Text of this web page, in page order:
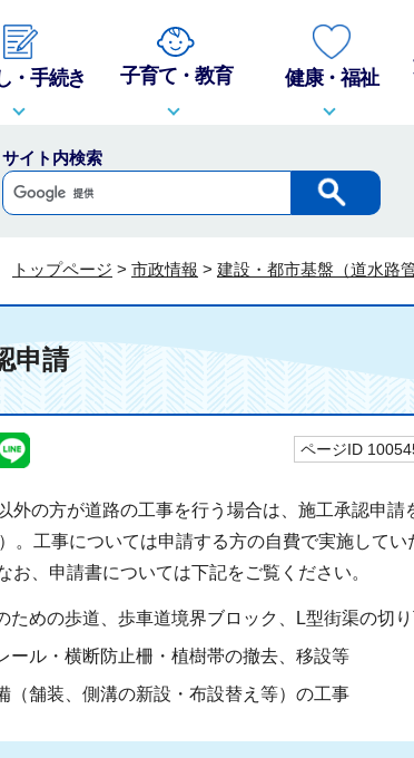
・手続き 子育て・教育 健康・福祉
サイト内検索
トップページ > 市政情報 > 建設・都市基盤（道水路管
申請
ページID
外の方が道路の工事を行う場合は、施工承認申
。工事については申請する方の自費で実施して
お、申請書については下記をご覧ください。
ための歩道、歩車道境界ブロック、L型街渠の切
ール・横断防止柵・植樹帯の撤去、移設等
（舗装、側溝の新設・布設替え等）の工事